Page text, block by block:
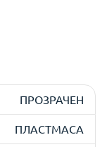
ПРОЗРАЧЕН
ПЛАСТМАСА